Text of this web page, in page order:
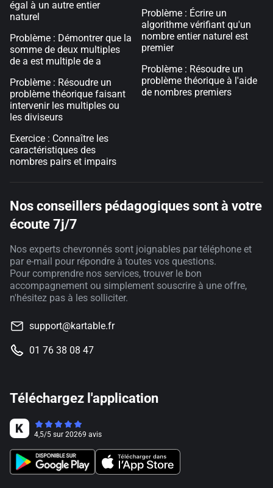
égal à un autre entier
naturel
Problème : Démontrer que la
somme de deux multiples
de a est multiple de a
Problème : Résoudre un
problème théorique faisant
intervenir les multiples ou
les diviseurs
Exercice : Connaître les
caractéristiques des
nombres pairs et impairs
Problème : Écrire un
algorithme vérifiant qu'un
nombre entier naturel est
premier
Problème : Résoudre un
problème théorique à l'aide
de nombres premiers
Nos conseillers pédagogiques sont à votre
écoute 7j/7
Nos experts chevronnés sont joignables par téléphone et
par e-mail pour répondre à toutes vos questions.
Pour comprendre nos services, trouver le bon
accompagnement ou simplement souscrire à une offre,
n'hésitez pas à les solliciter.
support@kartable.fr
01 76 38 08 47
Téléchargez l'application
4,5/5 sur 20269 avis